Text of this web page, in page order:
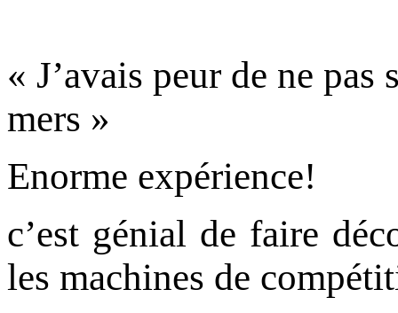
« J’avais peur de ne
mers »
Enorme expérience!
c’est génial de faire
les machines de